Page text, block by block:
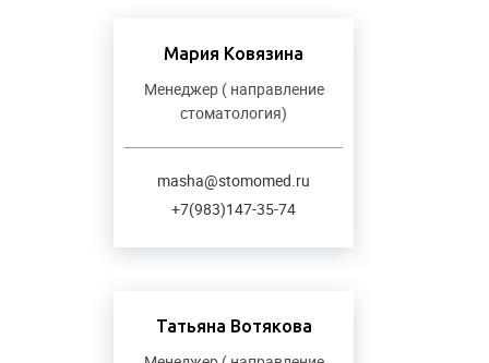
Мария Ковязина
Менеджер ( направление
стоматология)
masha@stomomed.ru
+7(983)147-35-74
Татьяна Вотякова